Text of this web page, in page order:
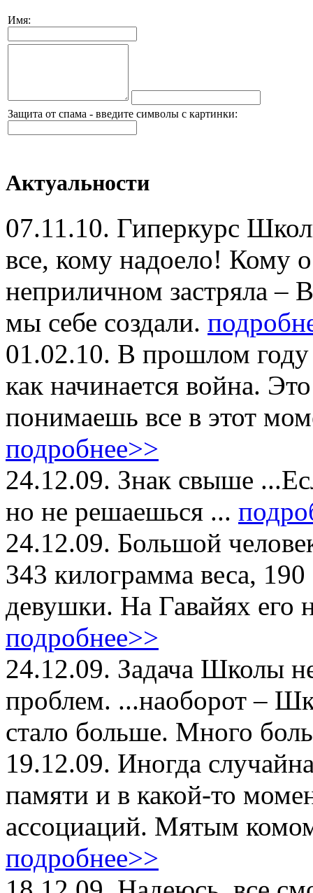
Имя:
Защита от спама - введите символы с картинки:
Актуальности
07.11.10. Гиперкурс
все, кому надоело! Кому
неприличном застряла
мы себе создали.
01.02.10. В прошлом году
как начинается война.
понимаешь все в этот
подробнее>>
24.12.09. Знак свыше
но не решаешься ...
24.12.09. Большой
343 килограмма веса,
девушки. На Гавайях его
подробнее>>
24.12.09. Задача Школы
проблем. ...наоборот –
стало больше. Много
19.12.09. Иногда
памяти и в какой-то
ассоциаций. Мятым
подробнее>>